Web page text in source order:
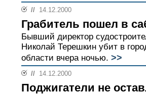
// 14.12.2000
Грабитель пошел в
Бывший директор
Николай Терешкин убит в
области вчера ночью. >>
// 14.12.2000
Поджигатели не